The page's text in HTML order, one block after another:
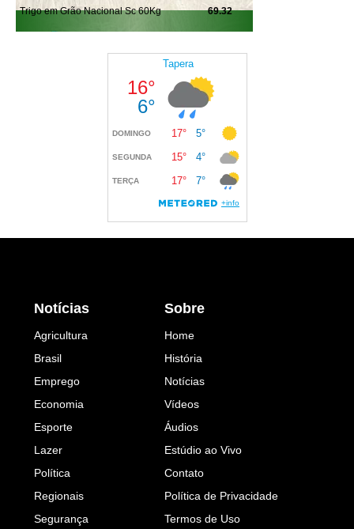
Notícias
Agricultura
Brasil
Emprego
Economia
Esporte
Lazer
Política
Regionais
Segurança
Sobre
Home
História
Notícias
Vídeos
Áudios
Estúdio ao Vivo
Contato
Política de Privacidade
Termos de Uso